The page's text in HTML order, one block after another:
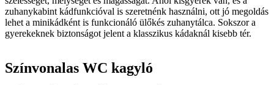
zuhanykabint kádfunkcióval is szeretnénk használni, ott jó megoldás
lehet a minikádként is funkcionáló ülőkés zuhanytálca. Sokszor a
gyerekeknek biztonságot jelent a klasszikus kádaknál kisebb tér.
Színvonalas WC kagyló